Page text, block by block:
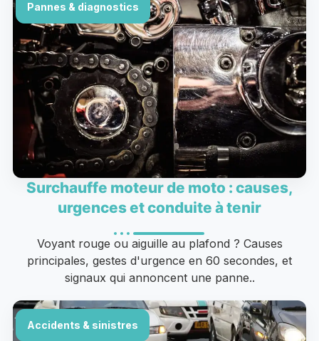
Pannes & diagnostics
Surchauffe moteur de moto : causes,
urgences et conduite à tenir
Voyant rouge ou aiguille au plafond ? Causes
principales, gestes d'urgence en 60 secondes, et
signaux qui annoncent une panne..
Accidents & sinistres